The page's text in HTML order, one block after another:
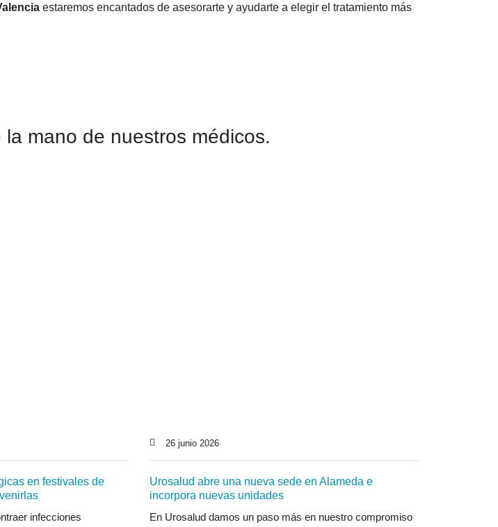
estaremos encantados de asesorarte y ayudarte a elegir el tratamiento más
mano de nuestros médicos.
en festivales de
infecciones
26 junio 2026
Urosalud abre una nueva sede en Alameda e
incorpora nuevas unidades
En Urosalud damos un paso más en nuestro compromiso